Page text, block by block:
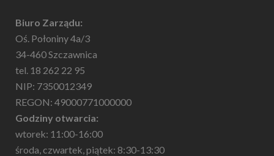
Biuro Zarządu:
Oś. Połoniny 4a/3
34-460 Szczawnica
tel. 18 262 22 95
NIP: 7350012349
REGON: 49000771000000
Godziny otwarcia:
wtorek: 11:00-16:00
środa, czwartek, piątek: 8:30-13:30